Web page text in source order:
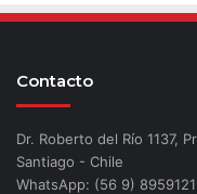
Contacto
Dr. Roberto del Río 1137,
Santiago - Chile
WhatsApp: (56 9)